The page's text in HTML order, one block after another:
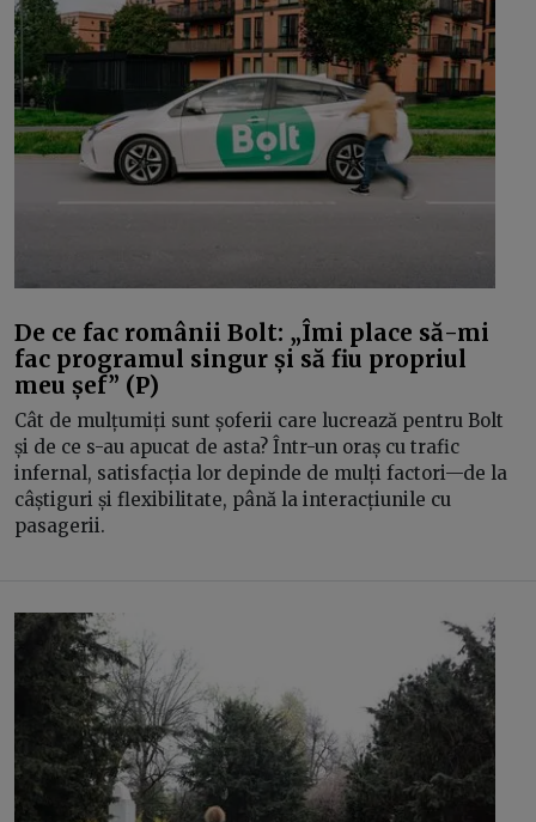
De ce fac românii Bolt: „Îmi place să-mi
fac programul singur și să fiu propriul
meu șef” (P)
Cât de mulțumiți sunt șoferii care lucrează pentru Bolt
și de ce s-au apucat de asta? Într-un oraș cu trafic
infernal, satisfacția lor depinde de mulți factori—de la
câștiguri și flexibilitate, până la interacțiunile cu
pasagerii.